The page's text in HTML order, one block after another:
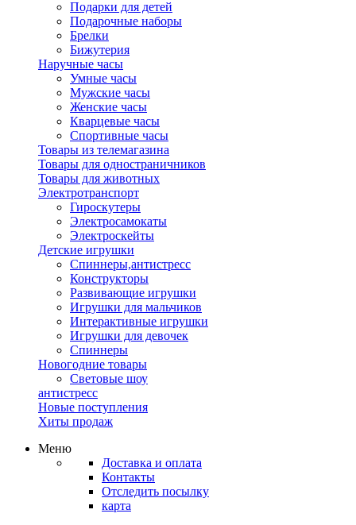
Подарки для детей
Подарочные наборы
Брелки
Бижутерия
Наручные часы
Умные часы
Мужские часы
Женские часы
Кварцевые часы
Спортивные часы
Товары из телемагазина
Товары для одностраничников
Товары для животных
Электротранспорт
Гироскутеры
Электросамокаты
Электроскейты
Детские игрушки
Спиннеры,антистресс
Конструкторы
Развивающие игрушки
Игрушки для мальчиков
Интерактивные игрушки
Игрушки для девочек
Спиннеры
Новогодние товары
Световые шоу
антистресс
Новые поступления
Хиты продаж
Меню
Доставка и оплата
Контакты
Отследить посылку
карта